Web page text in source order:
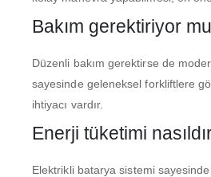
Bakım gerektiriyor
Düzenli bakım gerektirse de
sayesinde geleneksel forkliftlere
ihtiyacı vardır.
Enerji tüketimi
Elektrikli batarya sistemi